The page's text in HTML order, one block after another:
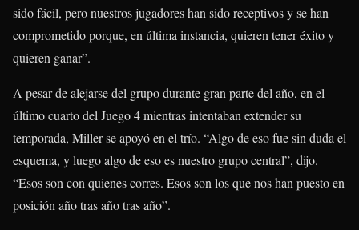
sido fácil, pero nuestros jugadores han sido receptivos y se han
comprometido porque, en última instancia, quieren tener éxito y
quieren ganar”.
A pesar de alejarse del grupo durante gran parte del año, en el
último cuarto del Juego 4 mientras intentaban extender su
temporada, Miller se apoyó en el trío. “Algo de eso fue sin duda el
esquema, y ​​luego algo de eso es nuestro grupo central”, dijo.
“Esos son con quienes corres. Esos son los que nos han puesto en
posición año tras año tras año”.